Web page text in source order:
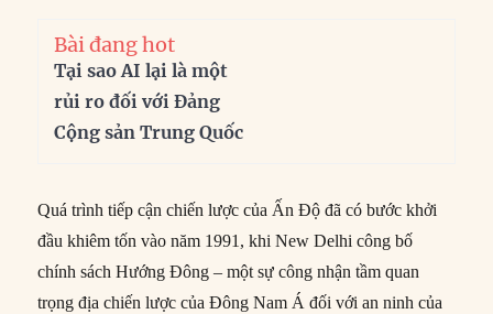
Bài đang hot
Tại sao AI lại là một
rủi ro đối với Đảng
Cộng sản Trung Quốc
Quá trình tiếp cận chiến lược của Ấn Độ đã có bước khởi
đầu khiêm tốn vào năm 1991, khi New Delhi công bố
chính sách Hướng Đông – một sự công nhận tầm quan
trọng địa chiến lược của Đông Nam Á đối với an ninh của